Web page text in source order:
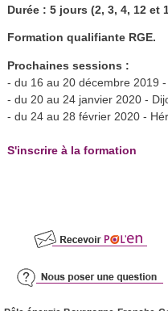
Durée : 5 jours (2, 3, 4, 12 et
Formation qualifiante RGE.
Prochaines sessions :
- du 16 au 20 décembre 2019
- du 20 au 24 janvier 2020 -
- du 24 au 28 février 2020 -
S'inscrire à la formation